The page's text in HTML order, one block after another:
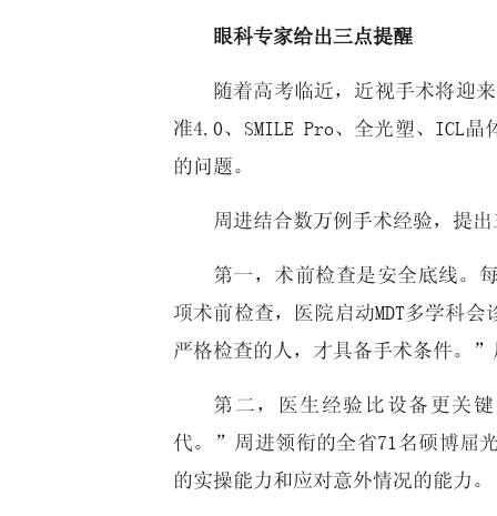
眼科专家给出三点提醒
随着高考临近，近视手术将迎
准4.0、SMILE Pro、全光塑、ICL
的问题。
周进结合数万例手术经验，提
第一，术前检查是安全底线。
项术前检查，医院启动MDT多学科
严格检查的人，才具备手术条件。”
第二，医生经验比设备更关
代。”周进领衔的全省71名硕博屈
的实操能力和应对意外情况的能力。